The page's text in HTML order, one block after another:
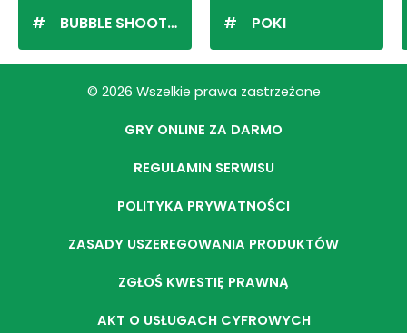
BUBBLE SHOOTER POKI
© 2026 Wszelkie prawa zastrzeżone
GRY ONLINE ZA DARMO
REGULAMIN SERWISU
POLITYKA PRYWATNOŚCI
ZASADY USZEREGOWANIA PRODUKTÓW
ZGŁOŚ KWESTIĘ PRAWNĄ
AKT O USŁUGACH CYFROWYCH